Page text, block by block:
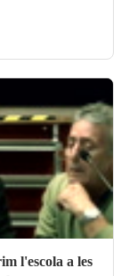
l'escola a les